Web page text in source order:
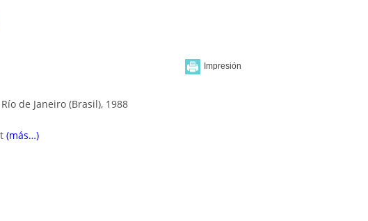
de Janeiro (Brasil), 1988
(más…)